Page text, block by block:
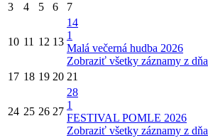
3 4 5 6 7
10 11 12 13
14
1
Malá večerná hudba 2026
Zobraziť všetky záznamy z dňa
17 18 19 20 21
24 25 26 27
28
1
FESTIVAL POMLE 2026
Zobraziť všetky záznamy z dňa